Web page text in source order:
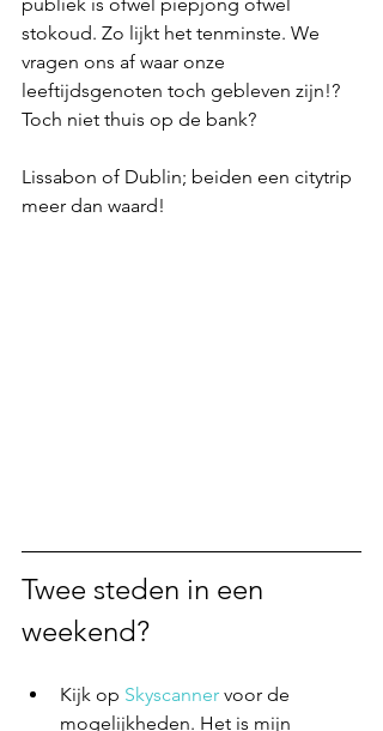
stokoud. Zo lijkt het tenminste. We
vragen ons af waar onze
leeftijdsgenoten toch gebleven zijn!?
Toch niet thuis op de bank?
Lissabon of Dublin; beiden een citytrip
meer dan waard!
Twee steden in een
weekend?
Kijk op Skyscanner voor de
mogelijkheden. Het is mijn